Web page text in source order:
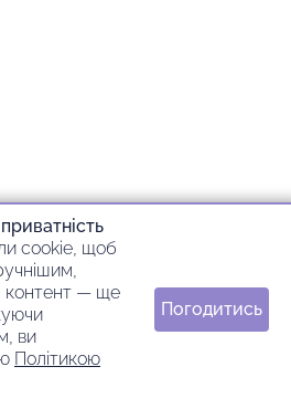
cookie, щоб
контент — ще
ви
Політикою
Погодитись